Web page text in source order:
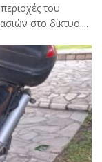
του
στο δίκτυο....